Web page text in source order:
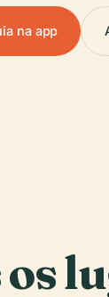
na app
os